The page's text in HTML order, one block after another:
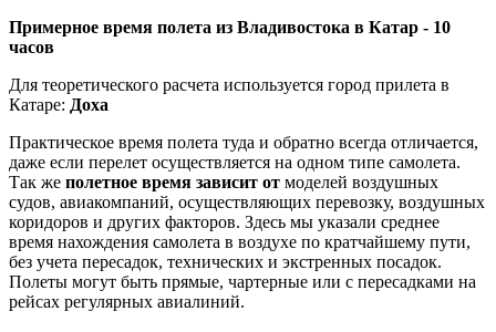
Примерное время полета из Владивостока в Катар - 10
часов
Для теоретического расчета используется город прилета в
Катаре: Доха
Практическое время полета туда и обратно всегда отличается,
даже если перелет осуществляется на одном типе самолета.
Так же полетное время зависит от моделей воздушных
судов, авиакомпаний, осуществляющих перевозку, воздушных
коридоров и других факторов. Здесь мы указали среднее
время нахождения самолета в воздухе по кратчайшему пути,
без учета пересадок, технических и экстренных посадок.
Полеты могут быть прямые, чартерные или с пересадками на
рейсах регулярных авиалиний.